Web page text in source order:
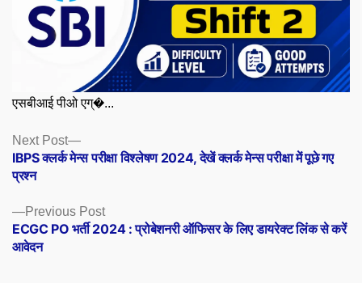
एसबीआई पीओ एग्�...
Posts
navigation
Previous PostPrevious
post:
ECGC PO भर्ती 2024 : प्रोबेशनरी ऑफिसर के लिए डायरेक्ट लिंक से करें
आवेदन
Next Post
Next
post:
IBPS क्लर्क मेन्स परीक्षा विश्लेषण 2024, देखें क्लर्क मेन्स परीक्षा में पूछे गए
प्रश्न